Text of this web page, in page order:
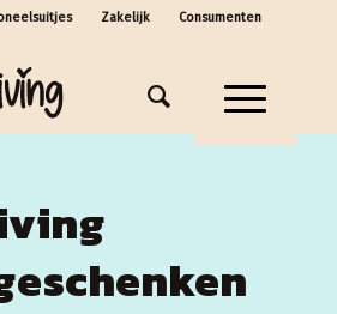
Zakelijk Consumenten